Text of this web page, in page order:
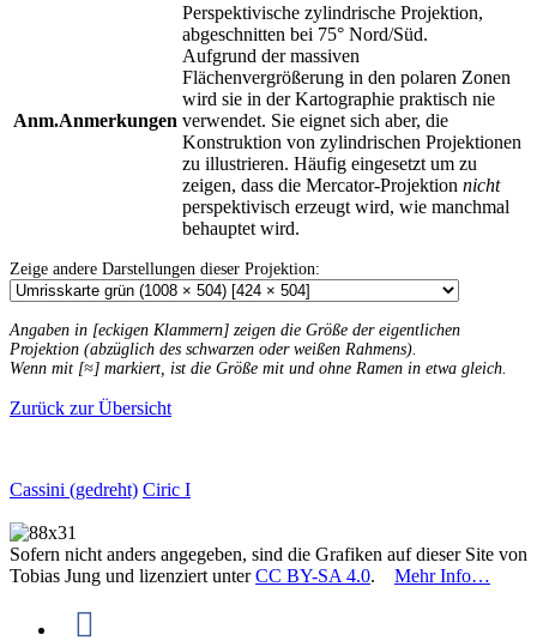
Anm.Anmerkungen
Perspektivische zylindrische Projektion,
abgeschnitten bei 75° Nord/Süd.
Aufgrund der massiven
Flächenvergrößerung in den polaren Zonen
wird sie in der Kartographie praktisch nie
verwendet. Sie eignet sich aber, die
Konstruktion von zylindrischen Projektionen
zu illustrieren. Häufig eingesetzt um zu
zeigen, dass die Mercator-Projektion nicht
perspektivisch erzeugt wird, wie manchmal
behauptet wird.
Zeige andere Darstellungen dieser Projektion:
Angaben in [eckigen Klammern] zeigen die Größe der eigentlichen
Projektion (abzüglich des schwarzen oder weißen Rahmens).
Wenn mit [≈] markiert, ist die Größe mit und ohne Ramen in etwa gleich.
Zurück zur Übersicht
Cassini (gedreht) Ciric I
Sofern nicht anders angegeben, sind die Grafiken auf dieser Site von
Tobias Jung und lizenziert unterCC BY-SA 4.0. Mehr Info…